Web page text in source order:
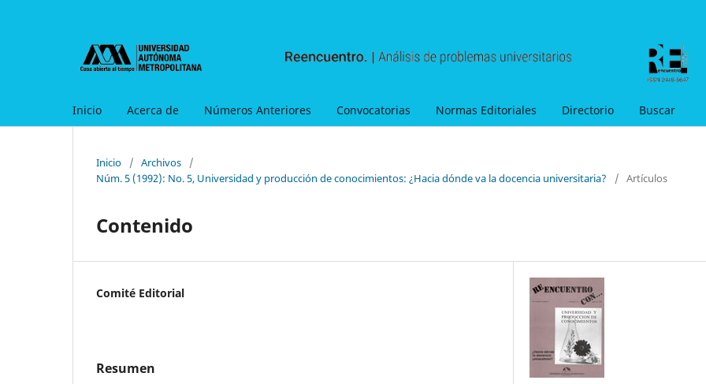
Inicio Acerca de Números Anteriores Convocatorias Normas Editoriales Directorio Buscar
Inicio / Archivos
/
Núm. 5 (1992): No. 5, Universidad y producción de conocimientos: ¿Hacia dónde va la docencia universitaria?
/ Artículos
Contenido
Comité Editorial
Resumen